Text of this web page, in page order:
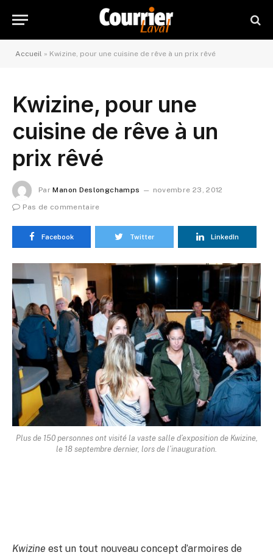
Accueil » Kwizine, pour une cuisine de rêve à un prix rêvé
Kwizine, pour une
cuisine de rêve à un
prix rêvé
Par Manon Deslongchamps
novembre 23, 2012
Pas de commentaire
Facebook Twitter LinkedIn
Plus de 150 personnes ont visité la vaste salle d’exposition de Kwizine,
le 18 septembre dernier, lors de l’inauguration.
Kwizine est un tout nouveau concept d’armoires de